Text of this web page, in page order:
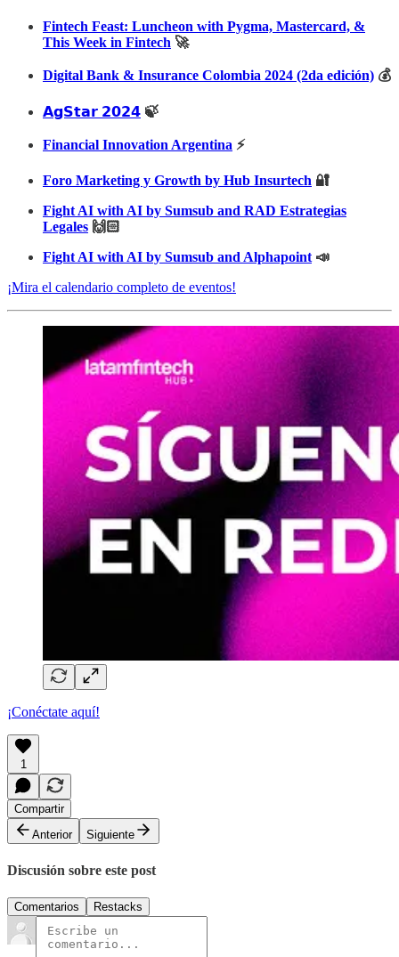
Fintech Feast: Luncheon with Pygma, Mastercard, &
This Week in Fintech 🚀
Digital Bank & Insurance Colombia 2024 (2da edición) 💰
𝗔𝗴𝗦𝘁𝗮𝗿 𝟮𝟬𝟮𝟰 🍃
Financial Innovation Argentina ⚡
Foro Marketing y Growth by Hub Insurtech 🔐
Fight AI with AI by Sumsub and RAD Estrategias
Legales 🙌🏻
Fight AI with AI by Sumsub and Alphapoint 📣
¡Mira el calendario completo de eventos!
¡Conéctate aquí!
1
Compartir
Anterior
Siguiente
Discusión sobre este post
Comentarios Restacks